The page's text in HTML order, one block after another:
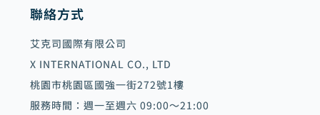
聯絡方式
艾克司國際有限公司
X INTERNATIONAL CO., LTD
桃園市桃園區國強一街272號1樓
服務時間：週一至週六 09:00～21:00